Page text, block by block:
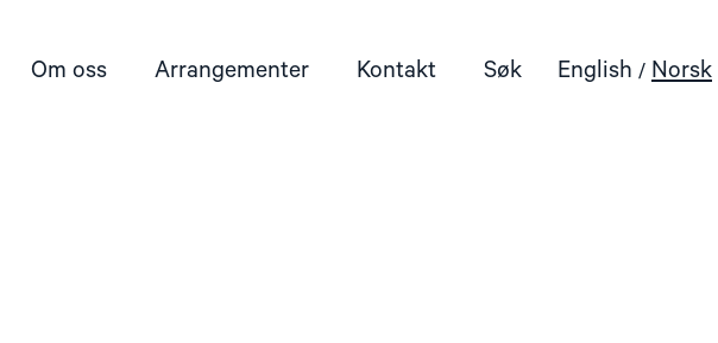
Om oss Arrangementer Kontakt Søk English Norsk